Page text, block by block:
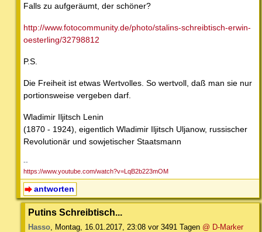
Falls zu aufgeräumt, der schöner?
http://www.fotocommunity.de/photo/stalins-schreibtisch-erwin-
oesterling/32798812
P.S.
Die Freiheit ist etwas Wertvolles. So wertvoll, daß man sie nur
portionsweise vergeben darf.
Wladimir Iljitsch Lenin
(1870 - 1924), eigentlich Wladimir Iljitsch Uljanow, russischer
Revolutionär und sowjetischer Staatsmann
--
https://www.youtube.com/watch?v=LqB2b223mOM
antworten
Putins Schreibtisch...
Hasso Montag, 16.01.2017, 23:08 vor 3491 Tagen @ D-Marker